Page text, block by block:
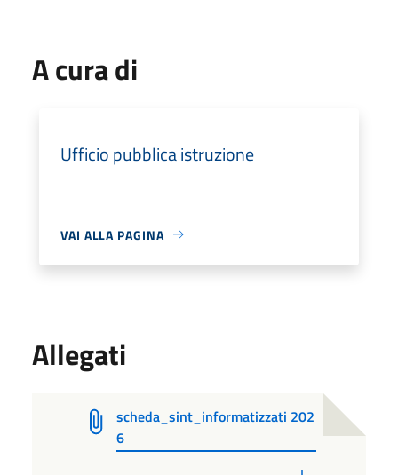
A cura di
Ufficio pubblica istruzione
VAI ALLA PAGINA
Allegati
scheda_sint_informatizzati 202
6